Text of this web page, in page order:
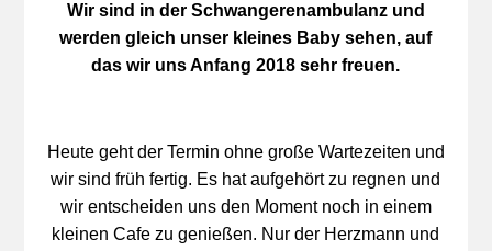
Wir sind in der Schwangerenambulanz und
werden gleich unser kleines Baby sehen, auf
das wir uns Anfang 2018 sehr freuen.
Heute geht der Termin ohne große Wartezeiten und
wir sind früh fertig. Es hat aufgehört zu regnen und
wir entscheiden uns den Moment noch in einem
kleinen Cafe zu genießen. Nur der Herzmann und